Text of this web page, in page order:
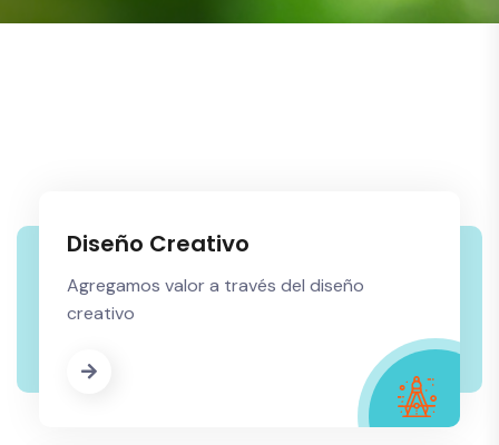
Diseño Creativo
Agregamos valor a través del diseño
creativo